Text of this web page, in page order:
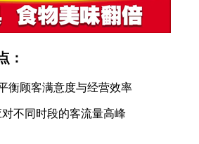
：
衡顾客满意度与经营效率
不同时段的客流量高峰